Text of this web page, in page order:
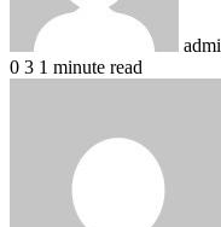
0 3 1 minute read